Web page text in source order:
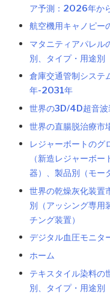
ア予測：2026年か
航空機用キャノピ
マタニティアパレ
別、タイプ・用途別
倉庫交通管制シス
年-2031年
世界の3D/4D超音波
世界の直腸脱治療
レジャーボートの
（新造レジャーボ
器）、製品別（モー
世界の乾燥灰化装
別（アッシング専用
チング装置）
デジタル血圧モニ
ホーム
テキスタイル染料
別、タイプ・用途別